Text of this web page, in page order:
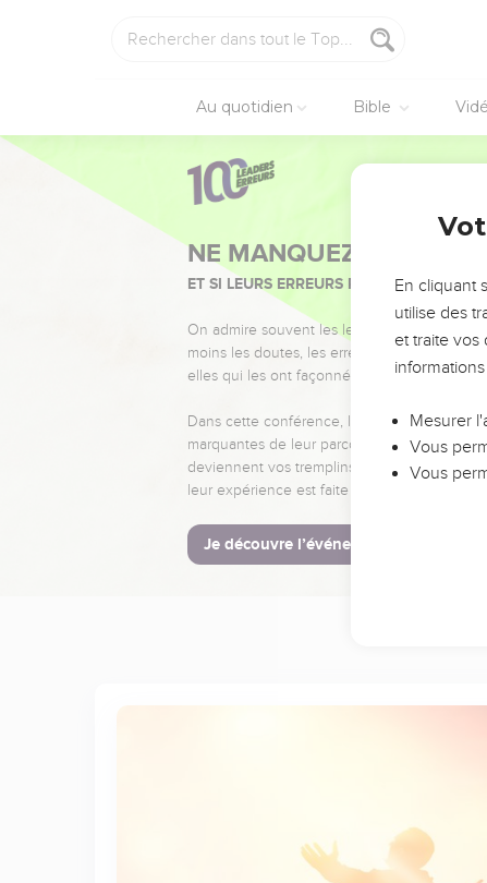
Au quotidien Bible
NE MANQUEZ PAS
ET SI LEURS ERREURS POUVAIENT VOUS
On admire souvent les leaders pour leurs
moins les doutes, les erreurs et les saisons
elles qui les ont façonnés.
Dans cette conférence, leaders,
marquantes de leur parcours et les clés
deviennent vos tremplins. Que vous
leur expérience est faite pour vous.
Je découvre l’événement
En cliquant
utilise des
et traite vos
Mesurer
Vous
Vous